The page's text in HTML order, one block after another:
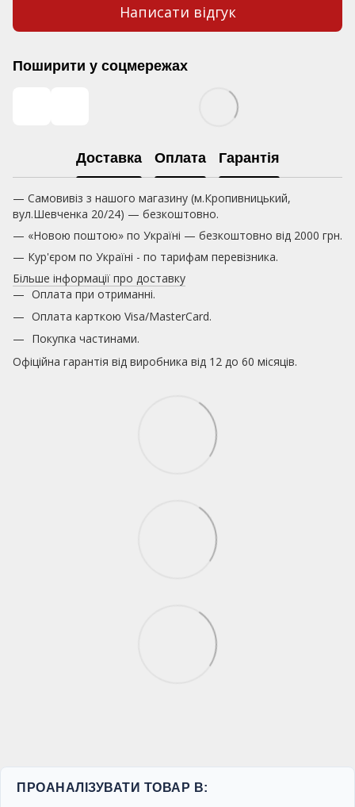
Написати відгук
Поширити у соцмережах
Доставка Оплата Гарантія
— Самовивіз з нашого магазину (м.Кропивницький,
вул.Шевченка 20/24) — безкоштовно.
— «Новою поштою» по Україні — безкоштовно від 2000 грн.
— Кур'єром по Україні - по тарифам перевізника.
Більше інформації про доставку
Оплата при отриманні.
Оплата карткою Visa/MasterCard.
Покупка частинами.
Офіційна гарантія від виробника від 12 до 60 місяців.
ПРОАНАЛІЗУВАТИ ТОВАР В: